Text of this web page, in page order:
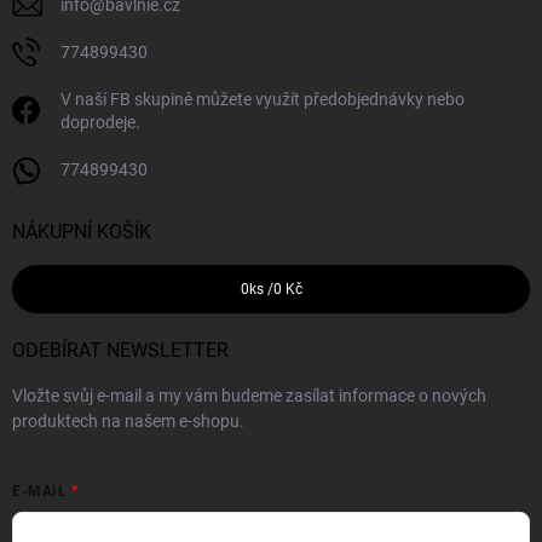
info@bavlnie.cz
774899430
V naší FB skupině můžete využít předobjednávky nebo
doprodeje.
774899430
NÁKUPNÍ KOŠÍK
0 ks /0 Kč
ODEBÍRAT NEWSLETTER
Vložte svůj e-mail a my vám budeme zasílat informace o nových
produktech na našem e-shopu.
E-MAIL